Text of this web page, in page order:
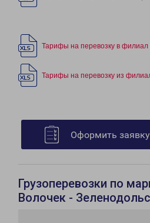
Тарифы на перевозку в филиал
Тарифы на перевозку из
Оформить заявку
Грузоперевозки по
Волочек -